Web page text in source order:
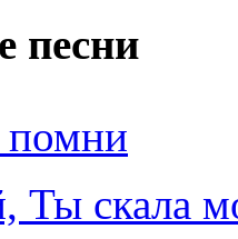
песни
Ты скала